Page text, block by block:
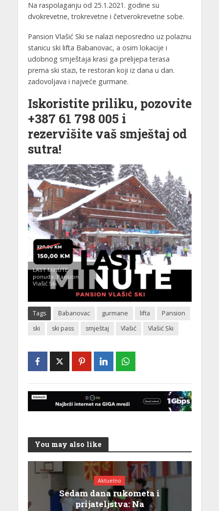
Na raspolaganju od 25.1.2021. godine su
dvokrevetne, trokrevetne i četverokrevetne sobe.
Pansion Vlašić Ski se nalazi neposredno uz polaznu
stanicu ski lifta Babanovac, a osim lokacije i
udobnog smještaja krasi ga prelijepa terasa
prema ski stazi, te restoran koji iz dana u dan.
zadovoljava i najveće gurmane.
Iskoristite priliku, pozovite
+387 61 798 005 i
rezervišite vaš smještaj od
sutra!
LAST MINUTE
ponuda: Pansion
Vlašić Ski
Tags Babanovac gurmane lifta
Pansion
ski
ski pass smještaj Vlašić Vlašić Ski
You may also like
Aktuelno
Sedam dana rukometa i
prijateljstva: Na